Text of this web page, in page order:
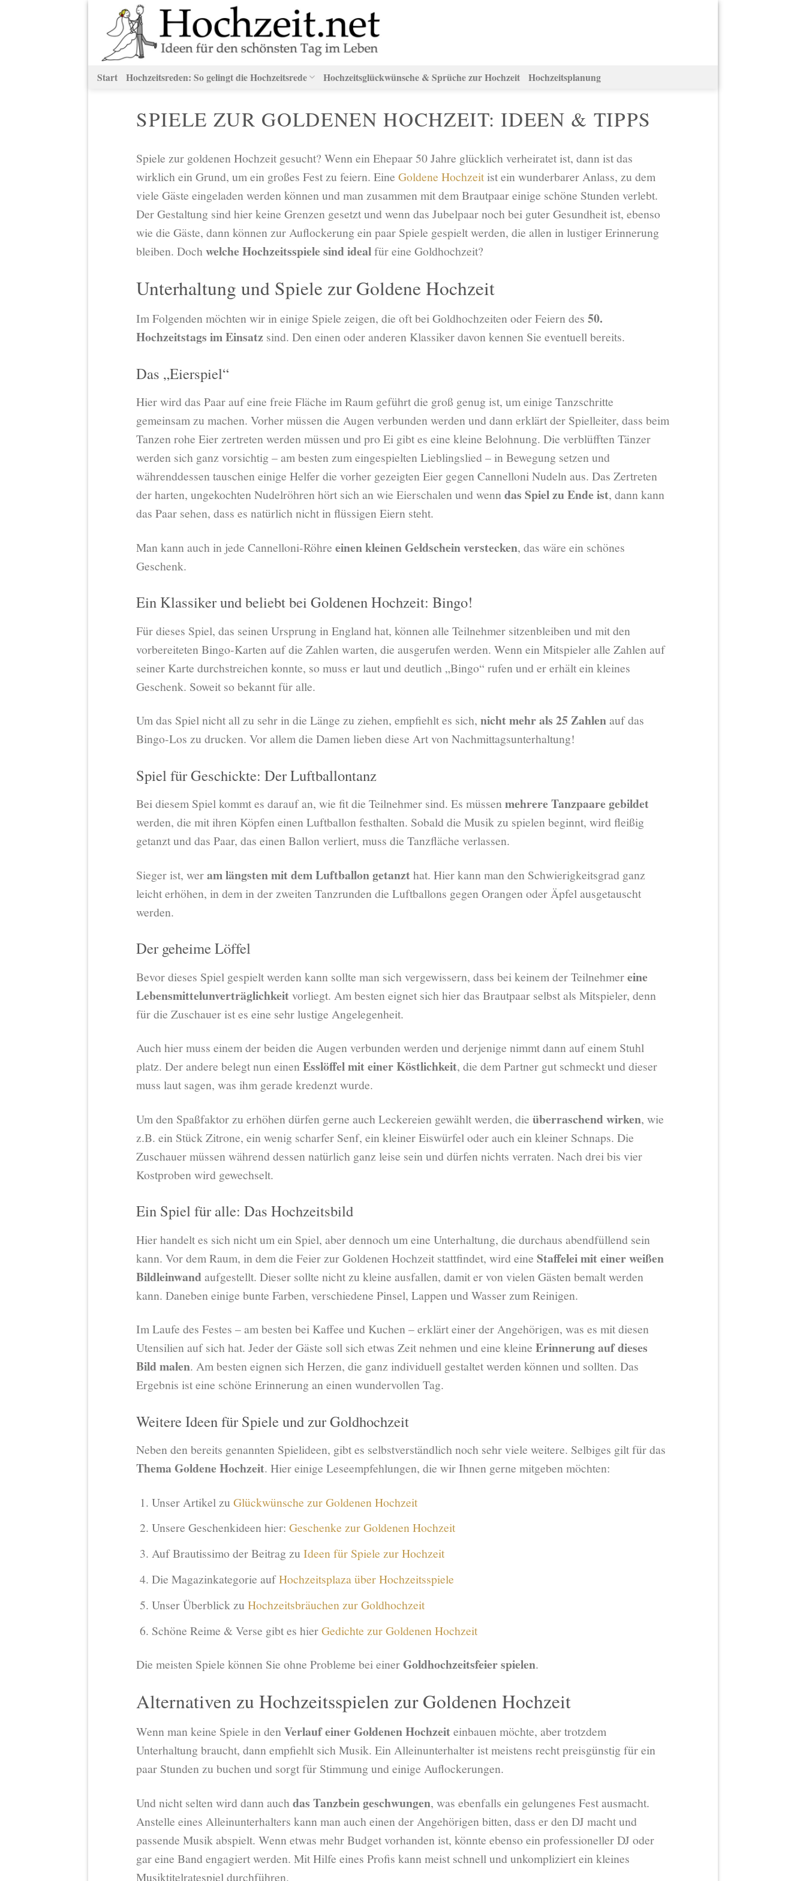
Inhalt
springen
Start Hochzeitsreden: So gelingt die Hochzeitsrede Hochzeitsglückwünsche & Sprüche zur Hochzeit Hochzeitsplanung
SPIELE ZUR GOLDENEN HOCHZEIT: IDEEN & TIPPS
Spiele zur goldenen Hochzeit gesucht? Wenn ein Ehepaar 50 Jahre glücklich verheiratet ist, dann ist das
wirklich ein Grund, um ein großes Fest zu feiern. Eine Goldene Hochzeitist ein wunderbarer Anlass, zu dem
viele Gäste eingeladen werden können und man zusammen mit dem Brautpaar einige schöne Stunden verlebt.
Der Gestaltung sind hier keine Grenzen gesetzt und wenn das Jubelpaar noch bei guter Gesundheit ist, ebenso
wie die Gäste, dann können zur Auflockerung ein paar Spiele gespielt werden, die allen in lustiger Erinnerung
bleiben. Dochwelche Hochzeitsspiele sind idealfür eine Goldhochzeit?
Unterhaltung und Spiele zur Goldene Hochzeit
Im Folgenden möchten wir in einige Spiele zeigen, die oft bei Goldhochzeiten oder Feiern des 50.
Hochzeitstags im Einsatz sind. Den einen oder anderen Klassiker davon kennen Sie eventuell bereits.
Das „Eierspiel“
Hier wird das Paar auf eine freie Fläche im Raum geführt die groß genug ist, um einige Tanzschritte
gemeinsam zu machen. Vorher müssen die Augen verbunden werden und dann erklärt der Spielleiter, dass beim
Tanzen rohe Eier zertreten werden müssen und pro Ei gibt es eine kleine Belohnung. Die verblüfften Tänzer
werden sich ganz vorsichtig – am besten zum eingespielten Lieblingslied – in Bewegung setzen und
währenddessen tauschen einige Helfer die vorher gezeigten Eier gegen Cannelloni Nudeln aus. Das Zertreten
der harten, ungekochten Nudelröhren hört sich an wie Eierschalen und wenndas Spiel zu Ende ist, dann kann
das Paar sehen, dass es natürlich nicht in flüssigen Eiern steht.
Man kann auch in jede Cannelloni-Röhre einen kleinen Geldschein verstecken, das wäre ein schönes
Geschenk.
Ein Klassiker und beliebt bei Goldenen Hochzeit: Bingo!
Für dieses Spiel, das seinen Ursprung in England hat, können alle Teilnehmer sitzenbleiben und mit den
vorbereiteten Bingo-Karten auf die Zahlen warten, die ausgerufen werden. Wenn ein Mitspieler alle Zahlen auf
seiner Karte durchstreichen konnte, so muss er laut und deutlich „Bingo“ rufen und er erhält ein kleines
Geschenk. Soweit so bekannt für alle.
Um das Spiel nicht all zu sehr in die Länge zu ziehen, empfiehlt es sich, nicht mehr als 25 Zahlenauf das
Bingo-Los zu drucken. Vor allem die Damen lieben diese Art von Nachmittagsunterhaltung!
Spiel für Geschickte: Der Luftballontanz
Bei diesem Spiel kommt es darauf an, wie fit die Teilnehmer sind. Es müssenmehrere Tanzpaare gebildet
werden, die mit ihren Köpfen einen Luftballon festhalten. Sobald die Musik zu spielen beginnt, wird fleißig
getanzt und das Paar, das einen Ballon verliert, muss die Tanzfläche verlassen.
Sieger ist, weram längsten mit dem Luftballon getanzt hat. Hier kann man den Schwierigkeitsgrad ganz
leicht erhöhen, in dem in der zweiten Tanzrunden die Luftballons gegen Orangen oder Äpfel ausgetauscht
werden.
Der geheime Löffel
Bevor dieses Spiel gespielt werden kann sollte man sich vergewissern, dass bei keinem der Teilnehmereine
Lebensmittelunverträglichkeit vorliegt. Am besten eignet sich hier das Brautpaar selbst als Mitspieler, denn
für die Zuschauer ist es eine sehr lustige Angelegenheit.
Auch hier muss einem der beiden die Augen verbunden werden und derjenige nimmt dann auf einem Stuhl
platz. Der andere belegt nun einenEsslöffel mit einer Köstlichkeit, die dem Partner gut schmeckt und dieser
muss laut sagen, was ihm gerade kredenzt wurde.
Um den Spaßfaktor zu erhöhen dürfen gerne auch Leckereien gewählt werden, die überraschend wirken, wie
z.B. ein Stück Zitrone, ein wenig scharfer Senf, ein kleiner Eiswürfel oder auch ein kleiner Schnaps. Die
Zuschauer müssen während dessen natürlich ganz leise sein und dürfen nichts verraten. Nach drei bis vier
Kostproben wird gewechselt.
Ein Spiel für alle: Das Hochzeitsbild
Hier handelt es sich nicht um ein Spiel, aber dennoch um eine Unterhaltung, die durchaus abendfüllend sein
kann. Vor dem Raum, in dem die Feier zur Goldenen Hochzeit stattfindet, wird eine Staffelei mit einer weißen
Bildleinwandaufgestellt. Dieser sollte nicht zu kleine ausfallen, damit er von vielen Gästen bemalt werden
kann. Daneben einige bunte Farben, verschiedene Pinsel, Lappen und Wasser zum Reinigen.
Im Laufe des Festes – am besten bei Kaffee und Kuchen – erklärt einer der Angehörigen, was es mit diesen
Utensilien auf sich hat. Jeder der Gäste soll sich etwas Zeit nehmen und eine kleine Erinnerung auf dieses
Bild malen. Am besten eignen sich Herzen, die ganz individuell gestaltet werden können und sollten. Das
Ergebnis ist eine schöne Erinnerung an einen wundervollen Tag.
Weitere Ideen für Spiele und zur Goldhochzeit
Neben den bereits genannten Spielideen, gibt es selbstverständlich noch sehr viele weitere. Selbiges gilt für das
Thema Goldene Hochzeit. Hier einige Leseempfehlungen, die wir Ihnen gerne mitgeben möchten:
Unser Artikel zu Glückwünsche zur Goldenen Hochzeit
Unsere Geschenkideen hier: Geschenke zur Goldenen Hochzeit
Auf Brautissimo der Beitrag zu Ideen für Spiele zur Hochzeit
Die Magazinkategorie aufHochzeitsplaza über Hochzeitsspiele
Unser Überblick zu Hochzeitsbräuchen zur Goldhochzeit
Schöne Reime & Verse gibt es hierGedichte zur Goldenen Hochzeit
Die meisten Spiele können Sie ohne Probleme bei einerGoldhochzeitsfeier spielen.
Alternativen zu Hochzeitsspielen zur Goldenen Hochzeit
Wenn man keine Spiele in denVerlauf einer Goldenen Hochzeit einbauen möchte, aber trotzdem
Unterhaltung braucht, dann empfiehlt sich Musik. Ein Alleinunterhalter ist meistens recht preisgünstig für ein
paar Stunden zu buchen und sorgt für Stimmung und einige Auflockerungen.
Und nicht selten wird dann auchdas Tanzbein geschwungen, was ebenfalls ein gelungenes Fest ausmacht.
Anstelle eines Alleinunterhalters kann man auch einen der Angehörigen bitten, dass er den DJ macht und
passende Musik abspielt. Wenn etwas mehr Budget vorhanden ist, könnte ebenso ein professioneller DJ oder
gar eine Band engagiert werden. Mit Hilfe eines Profis kann meist schnell und unkompliziert ein kleines
Musiktitelratespiel durchführen.